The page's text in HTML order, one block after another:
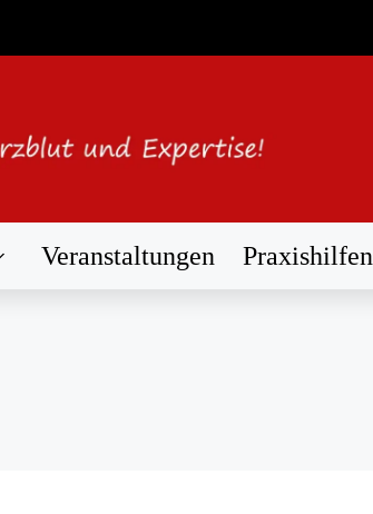
Veranstaltungen Praxishilfen